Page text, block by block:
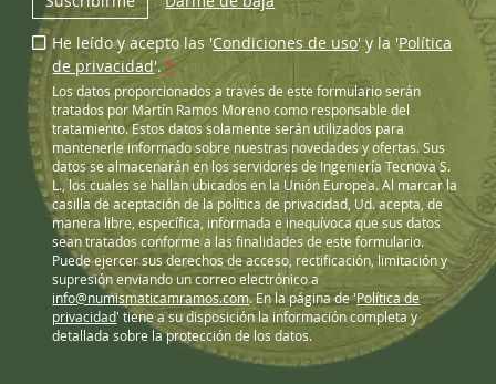
He leído y acepto las 'Condiciones de uso' y la 'Política
de privacidad'.*
Los datos proporcionados a través de este formulario serán
tratados por Martín Ramos Moreno como responsable del
tratamiento. Estos datos solamente serán utilizados para
mantenerle informado sobre nuestras novedades y ofertas. Sus
datos se almacenarán en los servidores de Ingeniería Tecnova S.
L., los cuales se hallan ubicados en la Unión Europea. Al marcar la
casilla de aceptación de la política de privacidad, Ud. acepta, de
manera libre, específica, informada e inequívoca que sus datos
sean tratados conforme a las finalidades de este formulario.
Puede ejercer sus derechos de acceso, rectificación, limitación y
supresión enviando un correo electrónico a
info@numismaticamramos.com. En la página de 'Política de
privacidad' tiene a su disposición la información completa y
detallada sobre la protección de los datos.